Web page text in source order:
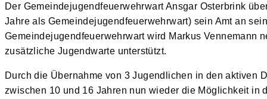
Der Gemeindejugendfeuerwehrwart Ansgar Osterbrink
Jahre als Gemeindejugendfeuerwehrwart) sein Amt an
Gemeindejugendfeuerwehrwart wird Markus Vennemann
zusätzliche Jugendwarte unterstützt.
Durch die Übernahme von 3 Jugendlichen in den aktiven
zwischen 10 und 16 Jahren nun wieder die Möglichkeit in